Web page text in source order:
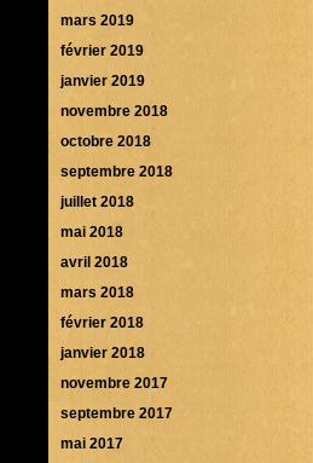
mars 2019
février 2019
janvier 2019
novembre 2018
octobre 2018
septembre 2018
juillet 2018
mai 2018
avril 2018
mars 2018
février 2018
janvier 2018
novembre 2017
septembre 2017
mai 2017